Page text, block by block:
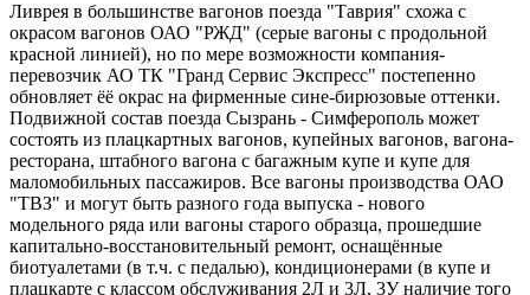
Ливрея в большинстве вагонов поезда "Таврия" схожа с
окрасом вагонов ОАО "РЖД" (серые вагоны с продольной
красной линией), но по мере возможности компания-
перевозчик АО ТК "Гранд Сервис Экспресс" постепенно
обновляет ёё окрас на фирменные сине-бирюзовые оттенки.
Подвижной состав поезда Сызрань - Симферополь может
состоять из плацкартных вагонов, купейных вагонов, вагона-
ресторана, штабного вагона с багажным купе и купе для
маломобильных пассажиров. Все вагоны производства ОАО
"ТВЗ" и могут быть разного года выпуска - нового
модельного ряда или вагоны старого образца, прошедшие
капитально-восстановительный ремонт, оснащённые
биотуалетами (в т.ч. с педалью), кондиционерами (в купе и
плацкарте с классом обслуживания 2Л и 3Л, 3У наличие того